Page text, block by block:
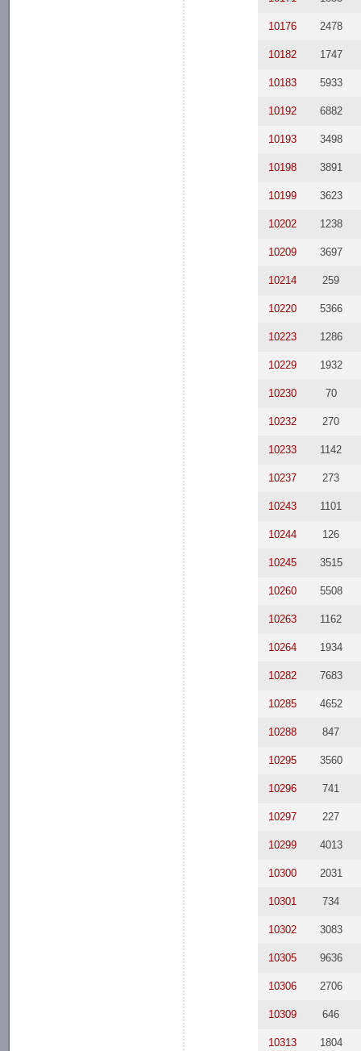
10176 2478
10182 1747
10183 5933
10192 6882
10193 3498
10198 3891
10199 3623
10202 1238
10209 3697
10214 259
10220 5366
10223 1286
10229 1932
10230 70
10232 270
10233 1142
10237 273
10243 1101
10244 126
10245 3515
10260 5508
10263 1162
10264 1934
10282 7683
10285 4652
10288 847
10295 3560
10296 741
10297 227
10299 4013
10300 2031
10301 734
10302 3083
10305 9636
10306 2706
10309 646
10313 1804